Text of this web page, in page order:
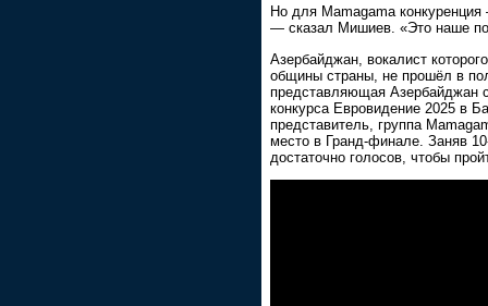
Но для Mamagama
— сказал Мишиев. «Это наше
Азербайджан, вокалист
общины страны, не прошёл в
представляющая Азербайджан
конкурса Евровидение 2025 в
представитель, группа
место в Гранд-финале. Заняв
достаточно голосов, чтобы